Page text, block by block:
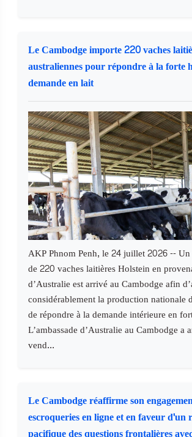
Le Cambodge importe 220 vaches
australiennes pour répondre à la forte
demande en lait
AKP Phnom Penh, le 24 juillet 2026 --
de 220 vaches laitières Holstein en
d’Australie est arrivé au Cambodge afin
considérablement la production nationale
de répondre à la demande intérieure en
L’ambassade d’Australie au Cambodge a
vend...
Le Cambodge réaffirme son
escroqueries en ligne et en faveur d'un